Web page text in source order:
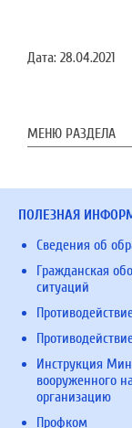
Дата: 28.04.2021
МЕНЮ РАЗДЕЛА
ПОЛЕЗНАЯ
Сведения об
Гражданская
ситуаций
Инструкция
вооруженного
организацию
Профком